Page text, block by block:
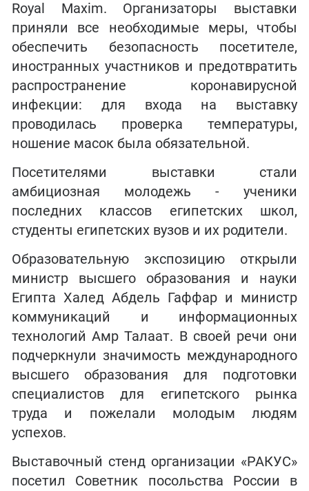
Royal Maxim. Организаторы выставки
приняли все необходимые меры, чтобы
обеспечить безопасность посетителе,
иностранных участников и предотвратить
распространение коронавирусной
инфекции: для входа на выставку
проводилась проверка температуры,
ношение масок была обязательной.
Посетителями выставки стали
амбициозная молодежь - ученики
последних классов египетских школ,
студенты египетских вузов и их родители.
Образовательную экспозицию открыли
министр высшего образования и науки
Египта Халед Абдель Гаффар и министр
коммуникаций и информационных
технологий Амр Талаат. В своей речи они
подчеркнули значимость международного
высшего образования для подготовки
специалистов для египетского рынка
труда и пожелали молодым людям
успехов.
Выставочный стенд организации «РАКУС»
посетил Советник посольства России в